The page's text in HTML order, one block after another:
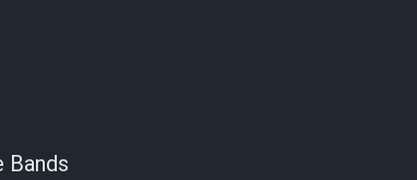
Bands